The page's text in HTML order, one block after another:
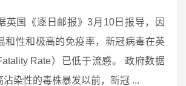
英国《逐日邮报》3月10日报导，因
和性和极高的免疫率，新冠病毒在英
Rate）已低于流感。 政府数据
沾染性的毒株暴发以前，新冠 ...